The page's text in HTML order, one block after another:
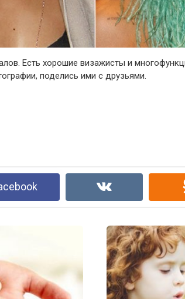
Есть хорошие визажисты и
поделись ими с друзьями.